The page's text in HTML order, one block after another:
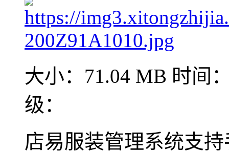
大小：71.04 MB 时间
级：
店易服装管理系统支